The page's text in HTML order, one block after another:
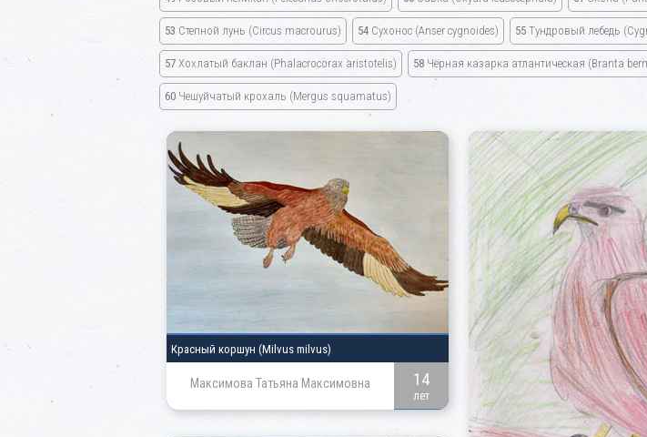
53 Степной лунь (Circus macrourus) 54 Сухонос (Anser cygnoides) 55 Тундровый лебедь
57 Хохлатый баклан (Phalacrocorax aristotelis) 58 Чёрная казарка атлантическая (Branta
60 Чешуйчатый крохаль (Mergus squamatus)
Красный коршун (Milvus milvus)
Максимова Татьяна Максимовна 14
лет